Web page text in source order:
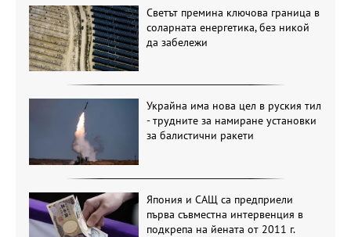
Светът премина ключова граница в
соларната енергетика, без никой
да забележи
Украйна има нова цел в руския тил
- трудните за намиране установки
за балистични ракети
Япония и САЩ са предприели
първа съвместна интервенция в
подкрепа на йената от 2011 г.